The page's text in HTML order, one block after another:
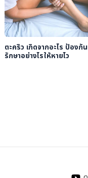
ตะคริว เกิดจากอะไร ป้องกั
รักษาอย่างไรให้หายไว